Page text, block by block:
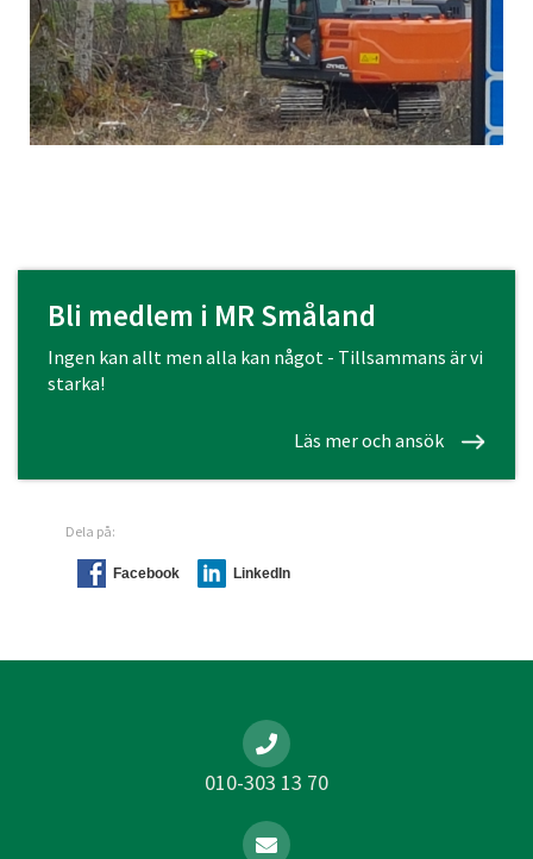
Bli medlem i MR Småland
Ingen kan allt men alla kan något - Tillsammans är vi
starka!
Läs mer och ansök
Dela på:
Facebook LinkedIn
010-303 13 70